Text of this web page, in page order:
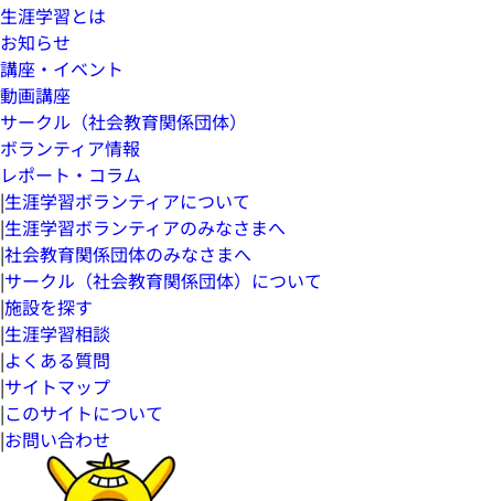
生涯学習とは
お知らせ
講座・イベント
動画講座
サークル（社会教育関係団体）
ボランティア情報
レポート・コラム
|生涯学習ボランティアについて
|生涯学習ボランティアのみなさまへ
|社会教育関係団体のみなさまへ
|サークル（社会教育関係団体）について
|施設を探す
|生涯学習相談
|よくある質問
|サイトマップ
|このサイトについて
|お問い合わせ